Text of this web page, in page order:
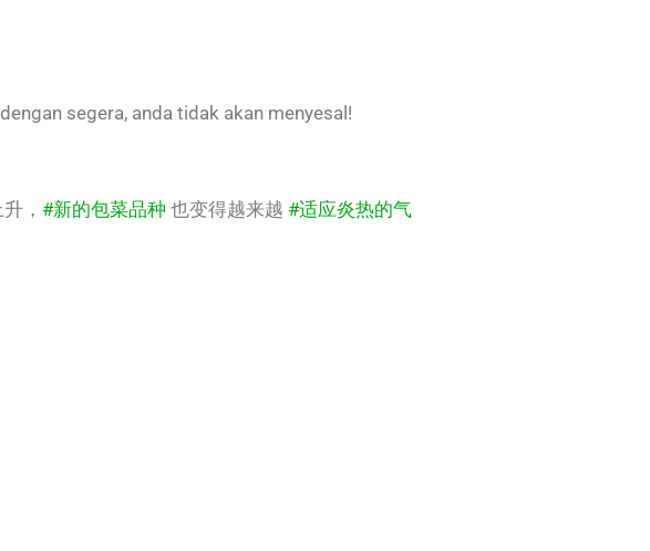
segera, anda tidak akan menyesal!
， #新的包菜品种 也变得越来越 #适应炎热的气